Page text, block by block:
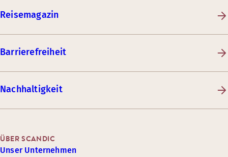
Reisemagazin
Barrierefreiheit
Nachhaltigkeit
ÜBER SCANDIC
Unser Unternehmen